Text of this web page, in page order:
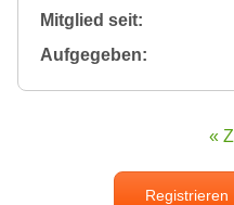
Mitglied seit:
Aufgegeben:
«
Registrieren